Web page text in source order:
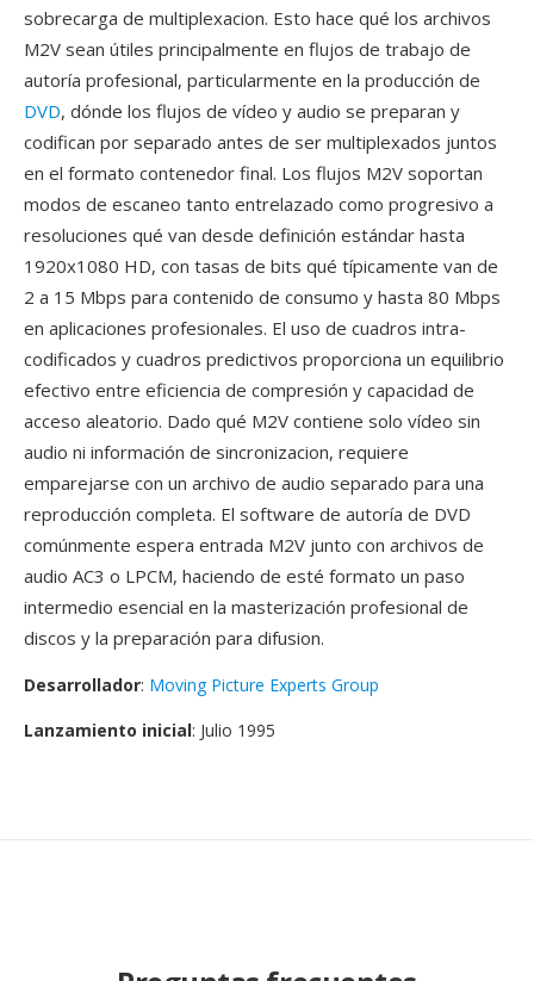
sobrecarga de multiplexacion. Esto hace qué los archivos
M2V sean útiles principalmente en flujos de trabajo de
autoría profesional, particularmente en la producción de
DVD, dónde los flujos de vídeo y audio se preparan y
codifican por separado antes de ser multiplexados juntos
en el formato contenedor final. Los flujos M2V soportan
modos de escaneo tanto entrelazado como progresivo a
resoluciones qué van desde definición estándar hasta
1920x1080 HD, con tasas de bits qué típicamente van de
2 a 15 Mbps para contenido de consumo y hasta 80 Mbps
en aplicaciones profesionales. El uso de cuadros intra-
codificados y cuadros predictivos proporciona un equilibrio
efectivo entre eficiencia de compresión y capacidad de
acceso aleatorio. Dado qué M2V contiene solo vídeo sin
audio ni información de sincronizacion, requiere
emparejarse con un archivo de audio separado para una
reproducción completa. El software de autoría de DVD
comúnmente espera entrada M2V junto con archivos de
audio AC3 o LPCM, haciendo de esté formato un paso
intermedio esencial en la masterización profesional de
discos y la preparación para difusion.
Desarrollador: Moving Picture Experts Group
Lanzamiento inicial: Julio 1995